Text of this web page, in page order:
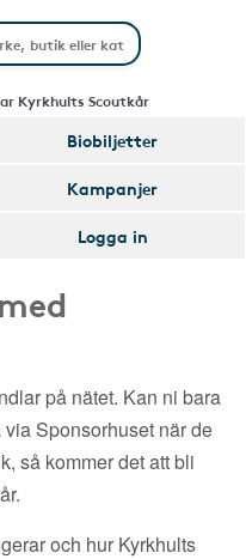
Kyrkhults Scoutkår
Biobiljetter
Kampanjer
Logga in
på nätet. Kan ni bara
Sponsorhuset när de
så kommer det att bli
och hur Kyrkhults